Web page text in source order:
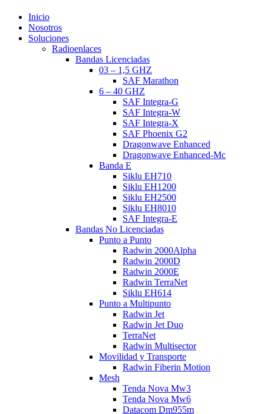
Close
Menu
Inicio
Nosotros
Soluciones
Radioenlaces
Bandas Licenciadas
03 – 1,5 GHZ
SAF Marathon
6 – 40 GHZ
SAF Integra-G
SAF Integra-W
SAF Integra-X
SAF Phoenix G2
Dragonwave Enhanced
Dragonwave Enhanced-Mc
Banda E
Siklu EH710
Siklu EH1200
Siklu EH2500
Siklu EH8010
SAF Integra-E
Bandas No Licenciadas
Punto a Punto
Radwin 2000Alpha
Radwin 2000D
Radwin 2000E
Radwin TerraNet
Siklu EH614
Punto a Multipunto
Radwin Jet
Radwin Jet Duo
TerraNet
Radwin Multisector
Movilidad y Transporte
Radwin Fiberin Motion
Mesh
Tenda Nova Mw3
Tenda Nova Mw6
Datacom Dm955m